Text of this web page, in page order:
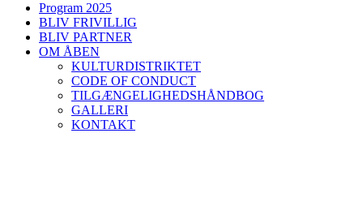
Program 2025
BLIV FRIVILLIG
BLIV PARTNER
OM ÅBEN
KULTURDISTRIKTET
CODE OF CONDUCT
TILGÆNGELIGHEDSHÅNDBOG
GALLERI
KONTAKT